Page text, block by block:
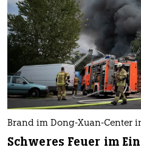
Brand im Dong-Xuan-Center
Schweres Feuer im